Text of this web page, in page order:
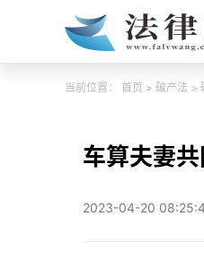
当前位置： 首页 > 破产法 >
车算夫妻
2023-04-20